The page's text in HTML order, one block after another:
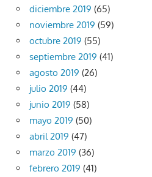
diciembre 2019 (65)
noviembre 2019 (59)
octubre 2019 (55)
septiembre 2019 (41)
agosto 2019 (26)
julio 2019 (44)
junio 2019 (58)
mayo 2019 (50)
abril 2019 (47)
marzo 2019 (36)
febrero 2019 (41)